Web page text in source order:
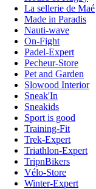
La sellerie de Maé
Made in Paradis
Nauti-wave
On-Fight
Padel-Expert
Pecheur-Store
Pet and Garden
Slowood Interior
Sneak'In
Sneakids
Sport is good
Training-Fit
Trek-Expert
Triathlon-Expert
TripnBikers
Vélo-Store
Winter-Expert